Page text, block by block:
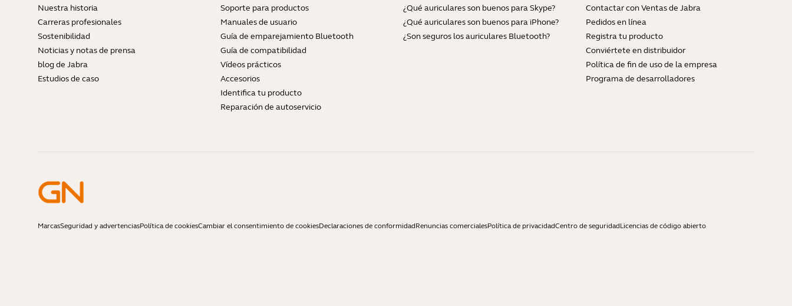
Nuestra historia
Carreras profesionales
Sostenibilidad
Noticias y notas de prensa
blog de Jabra
Estudios de caso
Soporte para productos
Manuales de usuario
Guía de emparejamiento Bluetooth
Guía de compatibilidad
Vídeos prácticos
Accesorios
Identifica tu producto
Reparación de autoservicio
¿Qué auriculares son buenos para Skype?
¿Qué auriculares son buenos para iPhone?
¿Son seguros los auriculares Bluetooth?
Contactar con Ventas de Jabra
Pedidos en línea
Registra tu producto
Conviértete en distribuidor
Política de fin de uso de la empresa
Programa de desarrolladores
MarcasSeguridad y advertenciasPolítica de cookiesCambiar el consentimiento de cookiesDeclaraciones de conformidadRenuncias comercialesPolítica de privacidadCentro de seguridadLicencias de código abierto